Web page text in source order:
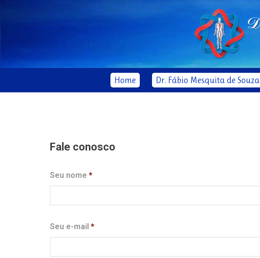
Home Dr. Fábio Mesquita de Souza
Fale conosco
Seu nome *
Seu e-mail *